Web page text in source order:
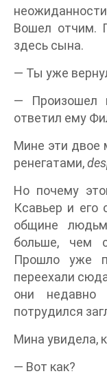
Вошел отчим.
здесь сына.
— Ты уже
— Произошел
ответил ему
Мине эти двое
ренегатами,
Но почему
Ксавьер и
общине
больше, чем
Прошло уже
переехали
они недавно
потрудился
Мина увидела,
— Вот как?